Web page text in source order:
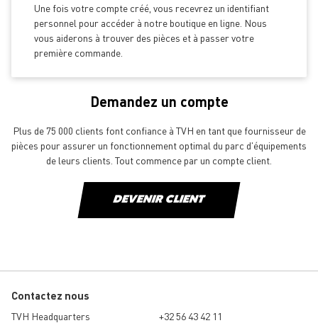
Une fois votre compte créé, vous recevrez un identifiant
personnel pour accéder à notre boutique en ligne. Nous
vous aiderons à trouver des pièces et à passer votre
première commande.
Demandez un compte
Plus de 75 000 clients font confiance à TVH en tant que fournisseur de
pièces pour assurer un fonctionnement optimal du parc d'équipements
de leurs clients. Tout commence par un compte client.
DEVENIR CLIENT
Contactez nous
TVH Headquarters
+32 56 43 42 11